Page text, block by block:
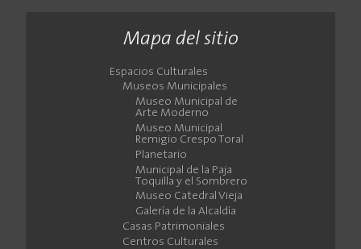
Mapa del sitio
Espacios Culturales
Museos Municipales
Museo Municipal de
Arte Moderno
Museo Municipal
Remigio Crespo Toral
Planetario
Municipal de la Paja
Toquilla y el Sombrero
Museo Catedral Vieja
Galería de la Alcaldía
Casas Patrimoniales
Centros Culturales